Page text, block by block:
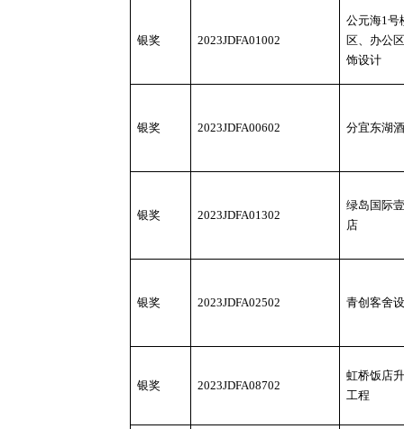
银奖 2023JDFA01002
公元海1号
区、办公
饰设计
银奖 2023JDFA00602 分宜东湖
银奖 2023JDFA01302
绿岛国际
店
银奖 2023JDFA02502 青创客舍
银奖 2023JDFA08702
虹桥饭店
工程